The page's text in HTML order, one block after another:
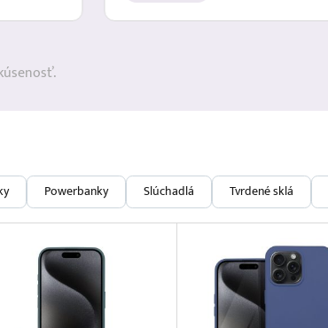
Powerbanky Slúchadlá Tvrdené sklá